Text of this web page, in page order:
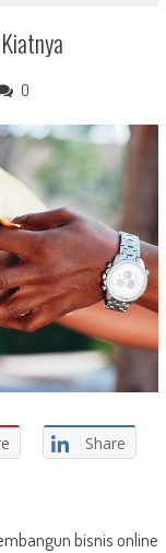
0
Share
bisnis online